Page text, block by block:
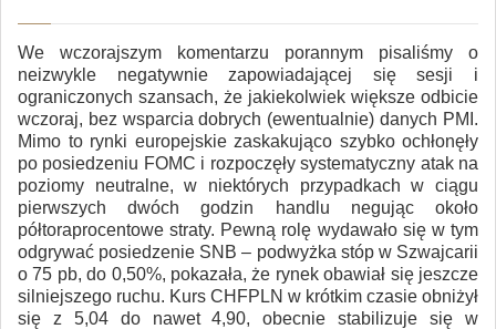
We wczorajszym komentarzu porannym pisaliśmy o
neizwykle negatywnie zapowiadającej się sesji i
ograniczonych szansach, że jakiekolwiek większe odbicie
wczoraj, bez wsparcia dobrych (ewentualnie) danych PMI.
Mimo to rynki europejskie zaskakująco szybko ochłonęły
po posiedzeniu FOMC i rozpoczęły systematyczny atak na
poziomy neutralne, w niektórych przypadkach w ciągu
pierwszych dwóch godzin handlu negując około
półtoraprocentowe straty. Pewną rolę wydawało się w tym
odgrywać posiedzenie SNB – podwyżka stóp w Szwajcarii
o 75 pb, do 0,50%, pokazała, że rynek obawiał się jeszcze
silniejszego ruchu. Kurs CHFPLN w krótkim czasie obniżył
się z 5,04 do nawet 4,90, obecnie stabilizuje się w